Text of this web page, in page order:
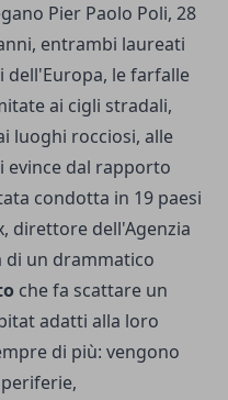
Pier Paolo Poli, 28
entrambi laureati
dell'Europa, le farfalle
ai cigli stradali,
luoghi rocciosi, alle
evince dal rapporto
condotta in 19 paesi
direttore dell'Agenzia
di un drammatico
che fa scattare un
adatti alla loro
di più: vengono